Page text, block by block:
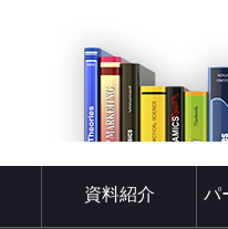
資料紹介 パ